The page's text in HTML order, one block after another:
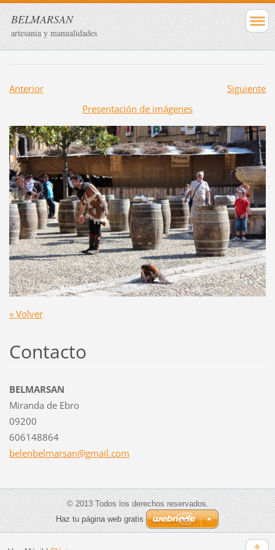
BELMARSAN
artesania y manualidades
Anterior
Siguiente
Presentación de imágenes
« Volver
Contacto
BELMARSAN
Miranda de Ebro
09200
606148864
belenbelmarsan@gmail.com
© 2013 Todos los derechos reservados.
Haz tu página web gratis